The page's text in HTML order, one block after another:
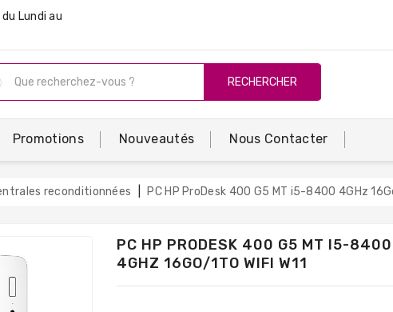
Lundi au
RECHERCHER
Promotions Nouveautés Nous Contacter
reconditionnées PC HP ProDesk 400 G5 MT i5-8400 4GHz
PC HP PRODESK 400 G5 MT I5-8400
4GHZ 16GO/1TO WIFI W11